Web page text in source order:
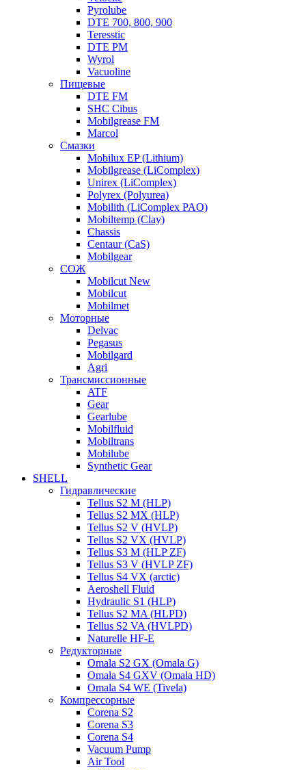
Pyrolube
DTE 700, 800, 900
Teresstic
DTE PM
Wyrol
Vacuoline
Пищевые
DTE FM
SHC Cibus
Mobilgrease FM
Marcol
Смазки
Mobilux EP (Lithium)
Mobilgrease (LiComplex)
Unirex (LiComplex)
Polyrex (Polyurea)
Mobilith (LiComplex PAO)
Mobiltemp (Clay)
Chassis
Centaur (CaS)
Mobilgear
СОЖ
Mobilcut New
Mobilcut
Mobilmet
Моторные
Delvac
Pegasus
Mobilgard
Agri
Трансмиссионные
ATF
Gear
Gearlube
Mobilfluid
Mobiltrans
Mobilube
Synthetic Gear
SHELL
Гидравлические
Tellus S2 M (HLP)
Tellus S2 MХ (HLP)
Tellus S2 V (HVLP)
Tellus S2 VX (HVLP)
Tellus S3 M (HLP ZF)
Tellus S3 V (HVLP ZF)
Tellus S4 VX (arctic)
Aeroshell Fluid
Hydraulic S1 (HLP)
Tellus S2 MA (HLPD)
Tellus S2 VA (HVLPD)
Naturelle HF-E
Редукторные
Omala S2 GX (Omala G)
Omala S4 GXV (Omala HD)
Omala S4 WE (Tivela)
Компрессорные
Corena S2
Corena S3
Corena S4
Vacuum Pump
Air Tool